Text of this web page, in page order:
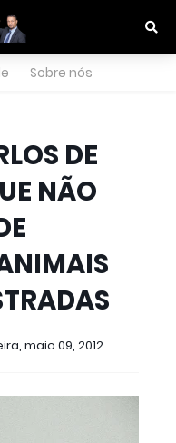
Sobre nós
DE
NÃO
maio 09, 2012